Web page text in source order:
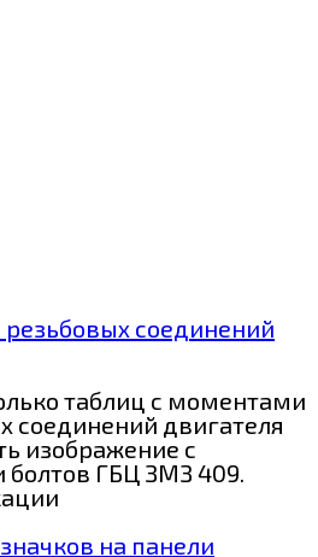
соединений
таблиц с моментами
соединений двигателя
изображение с
ГБЦ ЗМЗ 409.
на панели